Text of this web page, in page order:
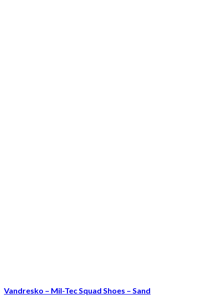
Vandresko – Mil-Tec Squad Shoes – Sand